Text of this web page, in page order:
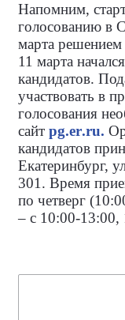
Напомним,
голосованию в
марта решением
11 марта
кандидатов.
участвовать в
голосования
сайт pg.er.ru.
кандидатов
Екатеринбург,
301. Время
по четверг
– с 10:00-13:00,